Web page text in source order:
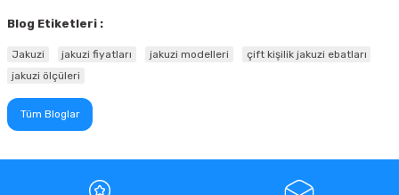
Blog Etiketleri :
Jakuzi jakuzi fiyatları jakuzi modelleri
çift kişilik jakuzi ebatları
jakuzi ölçüleri
Tüm Bloglar